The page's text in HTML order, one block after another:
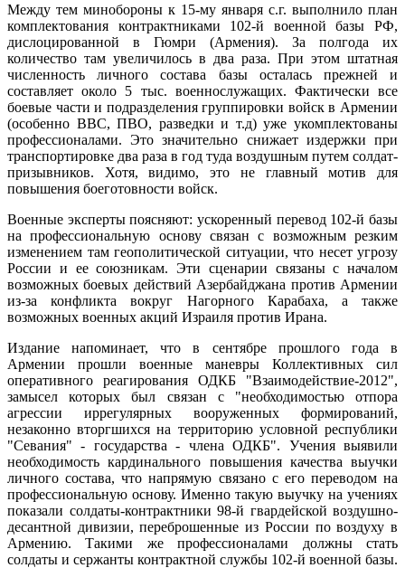
Между тем минобороны к 15-му января с.г. выполнило план
комплектования контрактниками 102-й военной базы РФ,
дислоцированной в Гюмри (Армения). За полгода их
количество там увеличилось в два раза. При этом штатная
численность личного состава базы осталась прежней и
составляет около 5 тыс. военнослужащих. Фактически все
боевые части и подразделения группировки войск в Армении
(особенно ВВС, ПВО, разведки и т.д) уже укомплектованы
профессионалами. Это значительно снижает издержки при
транспортировке два раза в год туда воздушным путем солдат-
призывников. Хотя, видимо, это не главный мотив для
повышения боеготовности войск.
Военные эксперты поясняют: ускоренный перевод 102-й базы
на профессиональную основу связан с возможным резким
изменением там геополитической ситуации, что несет угрозу
России и ее союзникам. Эти сценарии связаны с началом
возможных боевых действий Азербайджана против Армении
из-за конфликта вокруг Нагорного Карабаха, а также
возможных военных акций Израиля против Ирана.
Издание напоминает, что в сентябре прошлого года в
Армении прошли военные маневры Коллективных сил
оперативного реагирования ОДКБ "Взаимодействие-2012",
замысел которых был связан с "необходимостью отпора
агрессии иррегулярных вооруженных формирований,
незаконно вторгшихся на территорию условной республики
"Севания" - государства - члена ОДКБ". Учения выявили
необходимость кардинального повышения качества выучки
личного состава, что напрямую связано с его переводом на
профессиональную основу. Именно такую выучку на учениях
показали солдаты-контрактники 98-й гвардейской воздушно-
десантной дивизии, переброшенные из России по воздуху в
Армению. Такими же профессионалами должны стать
солдаты и сержанты контрактной службы 102-й военной базы.